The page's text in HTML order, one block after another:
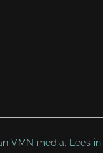
VMN media. Lees in